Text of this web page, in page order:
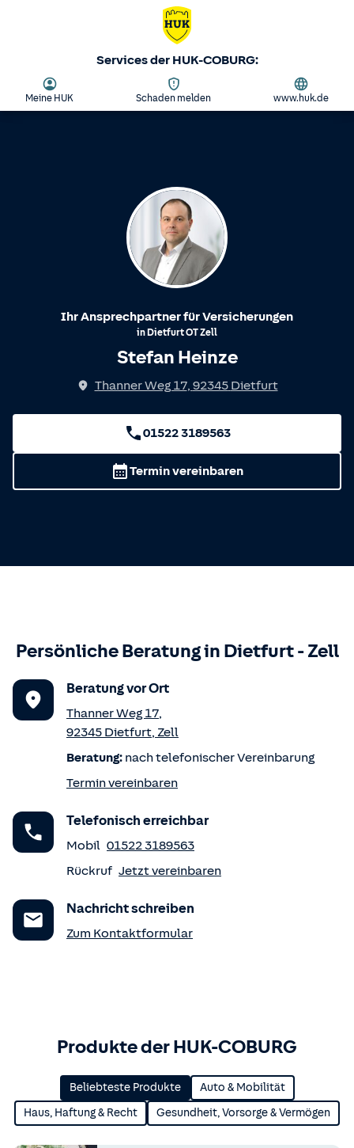
Services der HUK-COBURG:
Meine HUK Schaden melden www.huk.de
Ihr Ansprechpartner für Versicherungen
in DietfurtOTZell
Stefan Heinze
Thanner Weg 17, 92345 Dietfurt
01522 3189563
Termin vereinbaren
Persönliche Beratung in Dietfurt -Zell
Beratung vor Ort
Thanner Weg 17,
92345 Dietfurt, Zell
Beratung: nach telefonischer Vereinbarung
Termin vereinbaren
Telefonisch erreichbar
Mobil 01522 3189563
Rückruf Jetzt vereinbaren
Nachricht schreiben
Zum Kontaktformular
Produkte der HUK-COBURG
Beliebteste Produkte Auto & Mobilität
Haus, Haftung & Recht Gesundheit, Vorsorge & Vermögen